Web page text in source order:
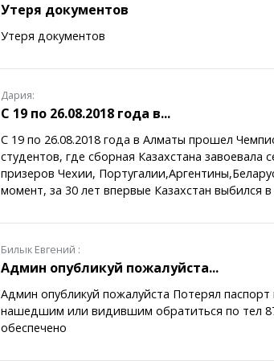
Утеря документов
Утеря документов
Дария:
С 19 по 26.08.2018 года в...
С 19 по 26.08.2018 года в Алматы прошел
студентов, где сборная Казахстана
призеров Чехии,
момент, за 30 лет впервые Казахстан
Билык Евгений :
Админ опубликуй пожалуйста...
Админ опубликуй пожалуйста Потерял паспорт
нашедшим или видившим обратиться по тел
обеспечено